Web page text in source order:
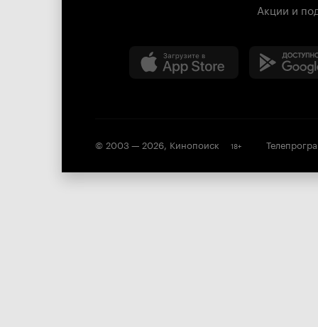
Акции и
© 2003 — 2026, Кинопоиск 18+